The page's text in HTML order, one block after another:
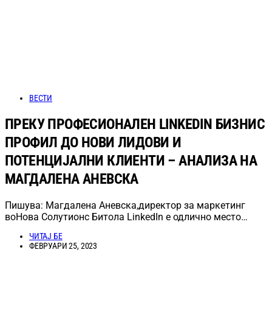
ВЕСТИ
ПРЕКУ ПРОФЕСИОНАЛЕН LINKEDIN БИЗНИС
ПРОФИЛ ДО НОВИ ЛИДОВИ И
ПОТЕНЦИЈАЛНИ КЛИЕНТИ – АНАЛИЗА НА
МАГДАЛЕНА АНЕВСКА
Пишува: Магдалена Аневска,директор за маркетинг
воНова Солутионс Битола LinkedIn е одлично место…
ЧИТАЈ БЕ
ФЕВРУАРИ 25, 2023